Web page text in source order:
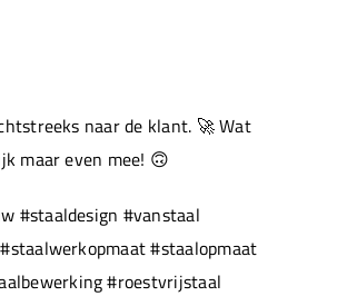
naar de klant. 🚀 Wat
maar even mee! 🙃
#staaldesign #vanstaal
#staalopmaat
#roestvrijstaal